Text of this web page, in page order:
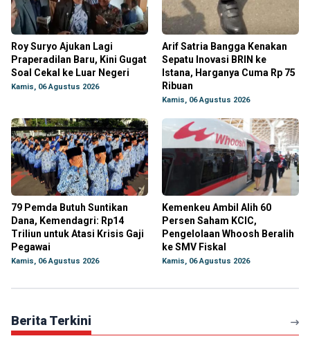
Roy Suryo Ajukan Lagi
Praperadilan Baru, Kini Gugat
Soal Cekal ke Luar Negeri
Kamis, 06 Agustus 2026
Arif Satria Bangga Kenakan
Sepatu Inovasi BRIN ke
Istana, Harganya Cuma Rp 75
Ribuan
Kamis, 06 Agustus 2026
79 Pemda Butuh Suntikan
Dana, Kemendagri: Rp14
Triliun untuk Atasi Krisis Gaji
Pegawai
Kamis, 06 Agustus 2026
Kemenkeu Ambil Alih 60
Persen Saham KCIC,
Pengelolaan Whoosh Beralih
ke SMV Fiskal
Kamis, 06 Agustus 2026
Berita Terkini